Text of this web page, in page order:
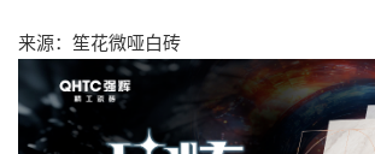
来源：笙花微哑白砖